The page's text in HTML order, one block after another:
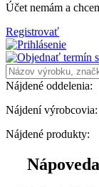
Účet nemám a
Registrovať
Nájdené oddelenia:
Nájdení výrobcovia:
Nájdené produkty: